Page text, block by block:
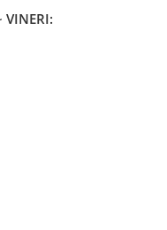
VINERI: